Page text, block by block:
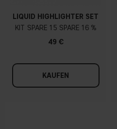
LIQUID HIGHLIGHTER SET
KIT
15
16 %
49 €
KAUFEN